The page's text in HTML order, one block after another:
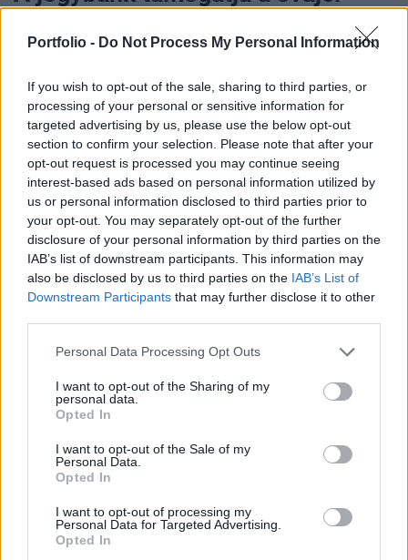
Portfolio - Do Not Process My Personal Information
If you wish to opt-out of the sale, sharing to third parties, or
processing of your personal or sensitive information for
targeted advertising by us, please use the below opt-out
section to confirm your selection. Please note that after your
opt-out request is processed you may continue seeing
interest-based ads based on personal information utilized by
us or personal information disclosed to third parties prior to
your opt-out. You may separately opt-out of the further
disclosure of your personal information by third parties on the
IAB’s list of downstream participants. This information may
also be disclosed by us to third parties on the IAB’s List of
Downstream Participants that may further disclose it to other
Personal Data Processing Opt Outs
I want to opt-out of the Sharing of my
personal data.
Opted In
I want to opt-out of the Sale of my
Personal Data.
Opted In
I want to opt-out of processing my
Personal Data for Targeted Advertising.
Opted In
devizahitelesek
Portfolio
2010. július 30. 08:46
Londoni devizakereskedők szerint a svájci
jegybank az elmúlt napokban eladóként lépett fel
az euró piacán, hogy csökkentse a korábbi, a frank
erejének megfékezését célzó intervenciója során
felhalmozott eurótartalékait. A lépés újabb
jelentős hangsúlyeltolódásként értelmezhető a
jegybank magatartásában. Ez egyelőre a közös
euró a dollárral szemben 3 havi csúcson
tartózkodik.
Hosszú idő után ismét erősödés bontakozott ki a svájci
frank piacán, szerda óta közel 2%-kal értékelődött fel az
euróval szemben. Több piaci szereplő is a svájci
jegybankot sejti a folyamat mögött. Az alpesi deviza
euróval szembeni jegyzései a péntek hajnali órákban
megközelítette az 1.3550-es szintet is, amire legutóbb
hétfőn volt példa.Mit művel megint a jegybank?...